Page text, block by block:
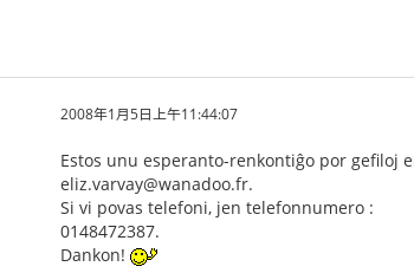
2008年1月5日上午11:44:07
Estos unu esperanto-renkontiĝo por gefiloj
eliz.varvay@wanadoo.fr.
Si vi povas telefoni, jen telefonnumero :
0148472387.
Dankon!